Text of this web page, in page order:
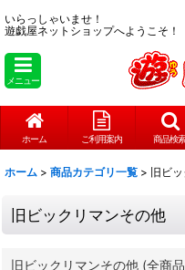
いらっしゃいませ！
遊戯屋ネットショップへようこそ！
メニュー
ホーム ご利用案内 商品検
ホーム > 商品カテゴリ一覧 > 旧ビ
旧ビックリマンその他
旧ビックリマンその他 (全商